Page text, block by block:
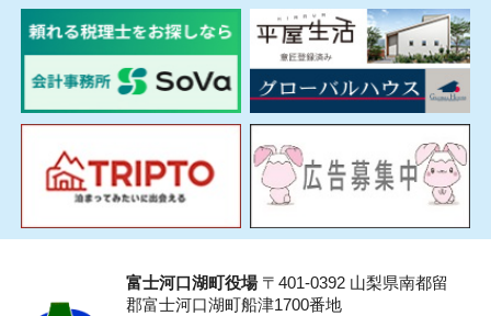
富士河口湖町役場〒401-0392 山梨県南都留
郡富士河口湖町船津1700番地